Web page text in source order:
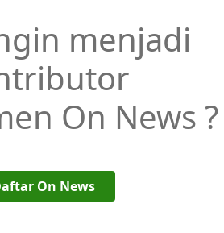
menjadi
On News ?
On News